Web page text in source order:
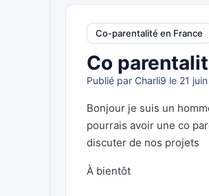
Co-parentalité en France
Co
Publié par Charli9 le 21
Bonjour je suis un
pourrais avoir une co
discuter de nos projets
À bientôt